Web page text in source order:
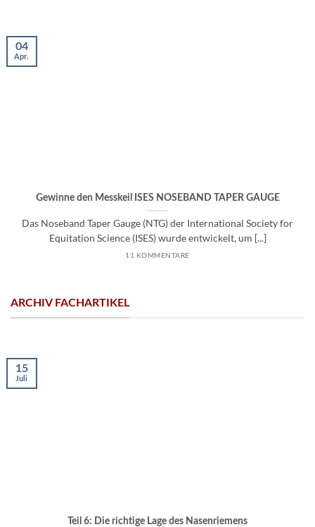
Gewinne den Messkeil ISES NOSEBAND TAPER GAUGE
Das Noseband Taper Gauge (NTG) der International Society for
Equitation Science (ISES) wurde entwickelt, um [...]
11 KOMMENTARE
04
Apr.
ARCHIV FACHARTIKEL
Teil 6: Die richtige Lage des Nasenriemens
15
Juli